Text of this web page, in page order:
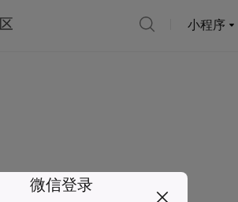
小程序
微信登录